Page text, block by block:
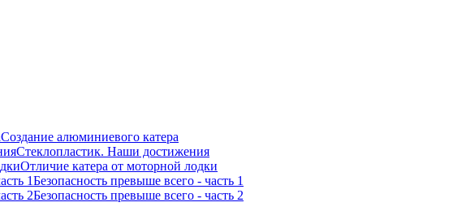
Создание алюминиевого катера
Стеклопластик. Наши достижения
Отличие катера от моторной лодки
Безопасность превыше всего - часть 1
Безопасность превыше всего - часть 2